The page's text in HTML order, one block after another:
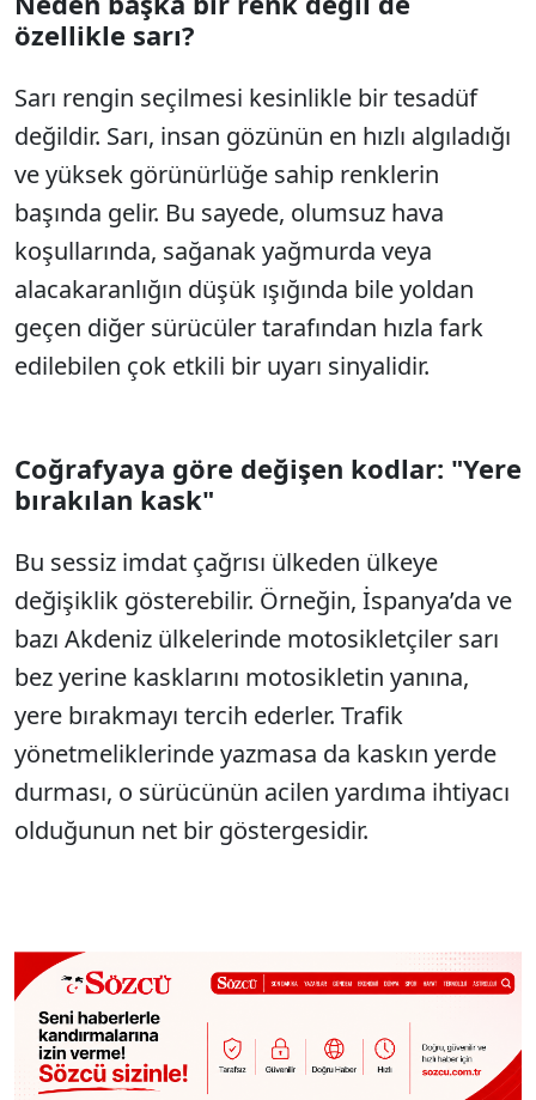
özellikle sarı?
Sarı rengin seçilmesi kesinlikle bir tesadüf
değildir. Sarı, insan gözünün en hızlı algıladığı
ve yüksek görünürlüğe sahip renklerin
başında gelir. Bu sayede, olumsuz hava
koşullarında, sağanak yağmurda veya
alacakaranlığın düşük ışığında bile yoldan
geçen diğer sürücüler tarafından hızla fark
edilebilen çok etkili bir uyarı sinyalidir.
Coğrafyaya göre değişen kodlar: "Yere
bırakılan kask"
Bu sessiz imdat çağrısı ülkeden ülkeye
değişiklik gösterebilir. Örneğin, İspanya’da ve
bazı Akdeniz ülkelerinde motosikletçiler sarı
bez yerine kasklarını motosikletin yanına,
yere bırakmayı tercih ederler. Trafik
yönetmeliklerinde yazmasa da kaskın yerde
durması, o sürücünün acilen yardıma ihtiyacı
olduğunun net bir göstergesidir.